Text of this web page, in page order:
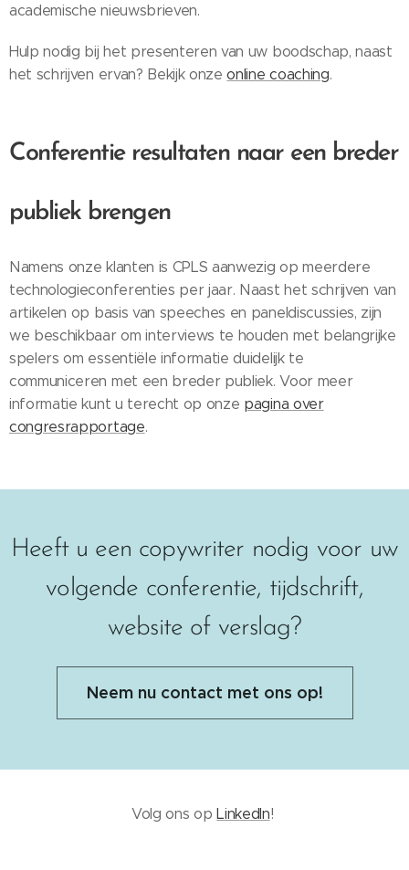
academische nieuwsbrieven.
Hulp nodig bij het presenteren van uw boodschap, naast
het schrijven ervan? Bekijk onzeonline coaching.
Conferentie resultaten naar een breder
publiek brengen
Namens onze klanten is CPLS aanwezig op meerdere
technologieconferenties per jaar. Naast het schrijven van
artikelen op basis van speeches en paneldiscussies, zijn
we beschikbaar om interviews te houden met belangrijke
spelers om essentiële informatie duidelijk te
communiceren met een breder publiek. Voor meer
informatie kunt u terecht op onze pagina over
congresrapportage.
Heeft u een copywriter nodig voor uw
volgende conferentie, tijdschrift,
website of verslag?
Neem nu contact met ons op!
Volg ons opLinkedIn!